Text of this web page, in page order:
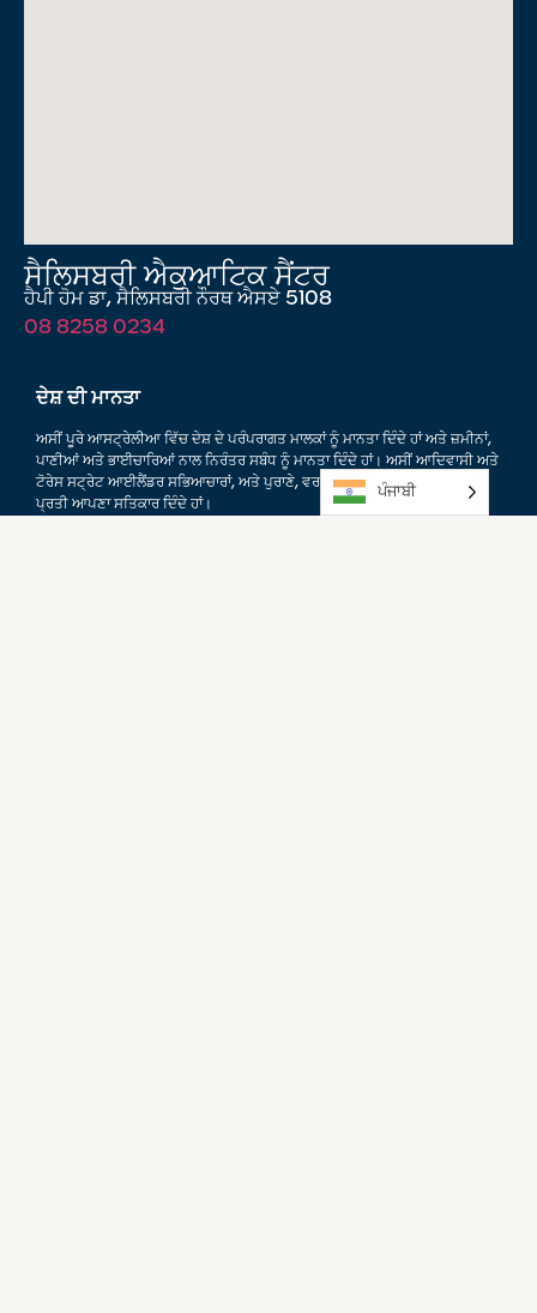
ਸੈਲਿਸਬਰੀ ਐਕੁਆਟਿਕ ਸੈਂਟਰ
ਹੈਪੀ ਹੋਮ ਡਾ, ਸੈਲਿਸਬਰੀ ਨੌਰਥ ਐਸਏ 5108
08 8258 0234
ਦੇਸ਼ ਦੀ ਮਾਨਤਾ
ਅਸੀਂ ਪੂਰੇ ਆਸਟ੍ਰੇਲੀਆ ਵਿੱਚ ਦੇਸ਼ ਦੇ ਪਰੰਪਰਾਗਤ ਮਾਲਕਾਂ ਨੂੰ ਮਾਨਤਾ ਦਿੰਦੇ ਹਾਂ ਅਤੇ ਜ਼ਮੀਨਾਂ,
ਪਾਣੀਆਂ ਅਤੇ ਭਾਈਚਾਰਿਆਂ ਨਾਲ ਨਿਰੰਤਰ ਸਬੰਧ ਨੂੰ ਮਾਨਤਾ ਦਿੰਦੇ ਹਾਂ। ਅਸੀਂ ਆਦਿਵਾਸੀ ਅਤੇ
ਟੋਰੇਸ ਸਟ੍ਰੇਟ ਆਈਲੈਂਡਰ ਸਭਿਆਚਾਰਾਂ, ਅਤੇ ਪੁਰਾਣੇ, ਵਰਤਮਾਨ ਅਤੇ ਉੱਭਰ ਰਹੇ ਬਜ਼ੁਰਗਾਂ
ਪ੍ਰਤੀ ਆਪਣਾ ਸਤਿਕਾਰ ਦਿੰਦੇ ਹਾਂ।
ਪੰਜਾਬੀ